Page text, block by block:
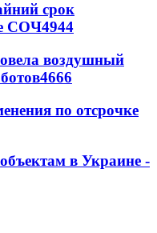
срок
СОЧ4944
воздушный
4666
по отсрочке
в Украине -